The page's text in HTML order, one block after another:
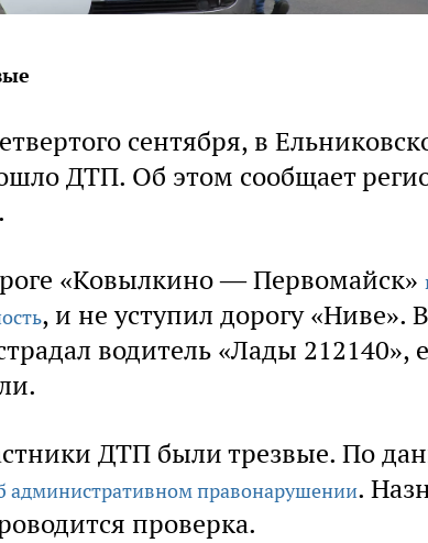
сентября, в
ДТП. Об этом сообщает
«Ковылкино — Первомайск»
, и не уступил дорогу «Ниве».
водитель «Лады 212140»,
ДТП были трезвые. По
административном правонарушении.
проверка.